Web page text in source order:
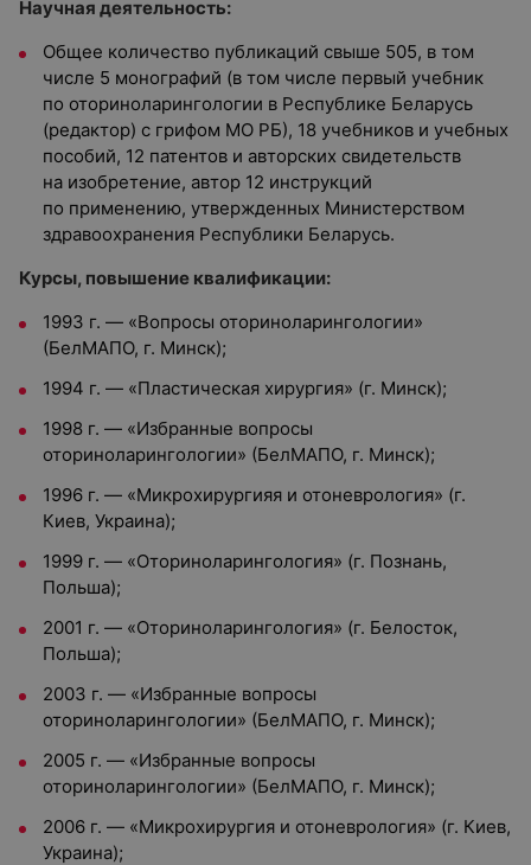
Научная деятельность:
Общее количество публикаций свыше 505, в том
числе 5 монографий (в том числе первый учебник
по оториноларингологии в Республике Беларусь
(редактор) с грифом МО РБ), 18 учебников и учебных
пособий, 12 патентов и авторских свидетельств
на изобретение, автор 12 инструкций
по применению, утвержденных Министерством
здравоохранения Республики Беларусь.
Курсы, повышение квалификации:
1993 г. — «Вопросы оториноларингологии»
(БелМАПО, г. Минск);
1994 г. — «Пластическая хирургия» (г. Минск);
1998 г. — «Избранные вопросы
оториноларингологии» (БелМАПО, г. Минск);
1996 г. — «Микрохирургияя и отоневрология» (г.
Киев, Украина);
1999 г. — «Оториноларингология» (г. Познань,
Польша);
2001 г. — «Оториноларингология» (г. Белосток,
Польша);
2003 г. — «Избранные вопросы
оториноларингологии» (БелМАПО, г. Минск);
2005 г. — «Избранные вопросы
оториноларингологии» (БелМАПО, г. Минск);
2006 г. — «Микрохирургия и отоневрология» (г. Киев,
Украина);